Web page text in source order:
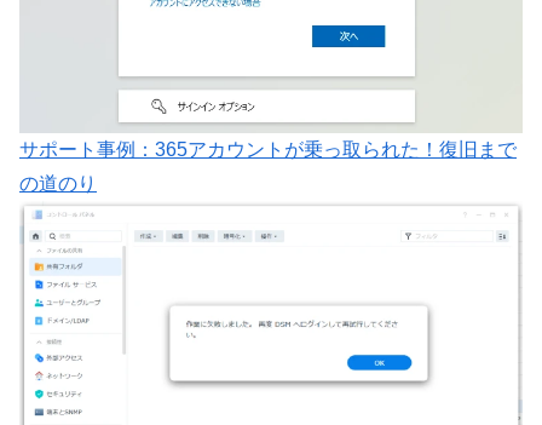
サポート事例：365アカウントが乗っ取られた！復旧まで
の道のり